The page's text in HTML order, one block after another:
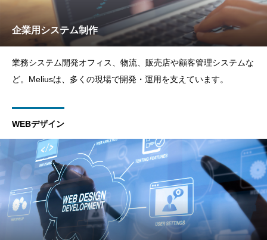
企業用システム制作
業務システム開発オフィス、物流、販売店や顧客管理システムな
ど。Meliusは、多くの現場で開発・運用を支えています。
WEBデザイン